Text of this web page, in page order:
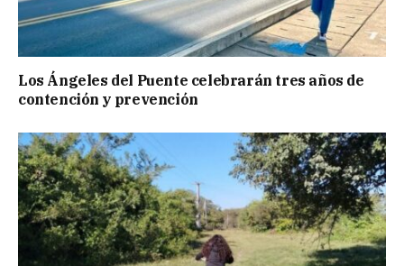
Los Ángeles del Puente celebrarán tres años de
contención y prevención